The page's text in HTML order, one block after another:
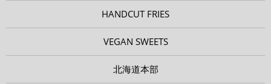
HANDCUT FRIES
VEGAN SWEETS
北海道本部